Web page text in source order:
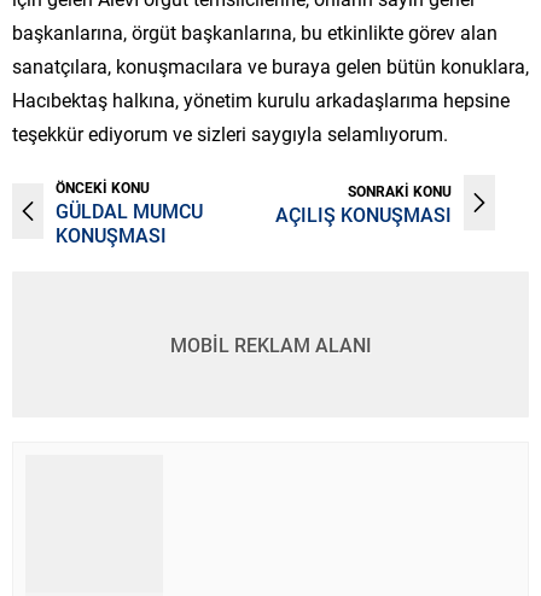
başkanlarına, örgüt başkanlarına, bu etkinlikte görev alan
sanatçılara, konuşmacılara ve buraya gelen bütün konuklara,
Hacıbektaş halkına, yönetim kurulu arkadaşlarıma hepsine
teşekkür ediyorum ve sizleri saygıyla selamlıyorum.
ÖNCEKİ KONU
GÜLDAL MUMCU
KONUŞMASI
SONRAKİ KONU
AÇILIŞ KONUŞMASI
MOBİL REKLAM ALANI